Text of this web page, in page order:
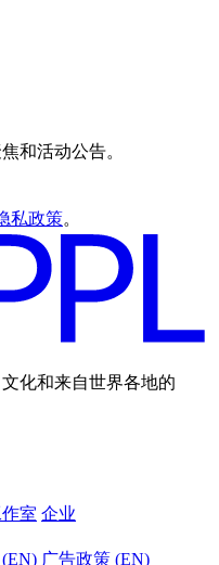
和活动公告。
私政策。
化和来自世界各地的
室 企业
广告政策 (EN)